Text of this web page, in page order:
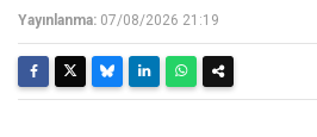
Yayınlanma: 07/08/2026 21:19